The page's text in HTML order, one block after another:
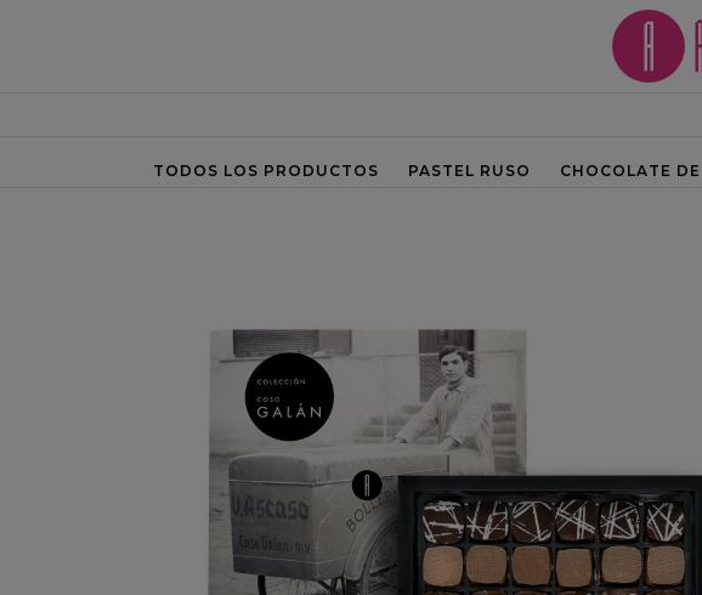
TODOS LOS PRODUCTOS PASTEL RUSO CHOCOLATE